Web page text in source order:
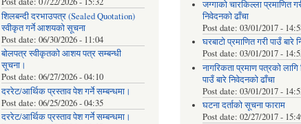
शिलबन्दी दरभाउपत्र (Sealed Quotation)
स्वीकृत गर्ने आशयको सूचना
Post date: 06/30/2026 - 11:04
बोलपत्र स्वीकृतको आशय पत्र सम्बन्धी
सूचना।
Post date: 06/27/2026 - 04:10
दररेट/आर्थिक प्रस्ताव पेश गर्ने सम्बन्धमा।
Post date: 06/25/2026 - 04:35
दररेट/आर्थिक प्रस्ताव पेश गर्ने सम्बन्धमा।
जग्गाको चारकिल्ला प्रमाणित
निवेदनको ढाँचा
Post date:03/01/2017 -
घरबाटो प्रमाणित गरी पाउँ बारे
Post date:03/01/2017 -
नागरिकता प्रमाण पत्रको लागि
पाउँ बारे निवेदनको ढाँचा
Post date:03/01/2017 -
घटना दर्ताको सूचना फाराम
Post date:02/27/2017 -